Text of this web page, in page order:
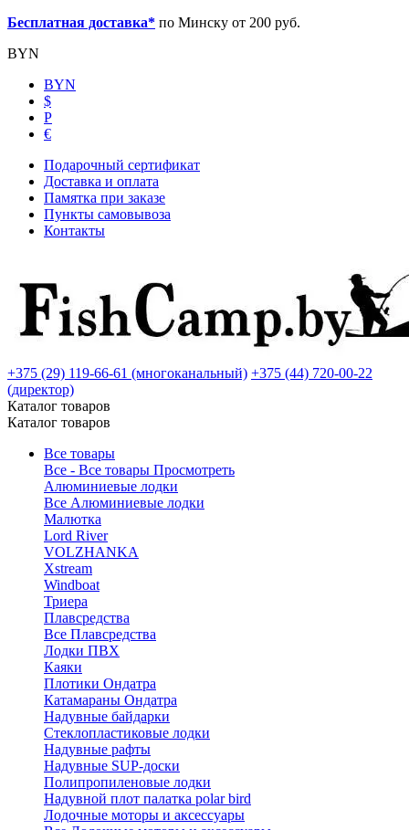
Бесплатная доставка* по Минску от 200 руб.
BYN
BYN
$
Р
€
Подарочный сертификат
Доставка и оплата
Памятка при заказе
Пункты самовывоза
Контакты
+375 (29) 119-66-61 (многоканальный) +375 (44) 720-00-22
(директор)
Каталог товаров
Каталог товаров
Все товары
Все - Все товары Просмотреть
Алюминиевые лодки
Все Алюминиевые лодки
Малютка
Lord River
VOLZHANKA
Xstream
Windboat
Триера
Плавсредства
Все Плавсредства
Лодки ПВХ
Каяки
Плотики Ондатра
Катамараны Ондатра
Надувные байдарки
Стеклопластиковые лодки
Надувные рафты
Надувные SUP-доски
Полипропиленовые лодки
Надувной плот палатка polar bird
Лодочные моторы и аксессуары